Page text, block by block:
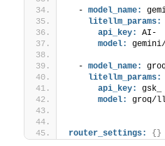
  -
model_name:
litellm_params:
api_key:
AI-
model:
  -
model_name:
litellm_params:
api_key:
gsk_
model:
groq/
router_settings: { }